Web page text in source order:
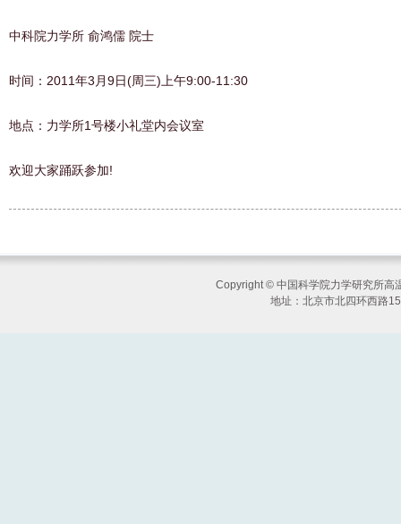
中科院力学所 俞鸿儒 院士
时间：2011年3月9日(周三)上午9:00-11:30
地点：力学所1号楼小礼堂内会议室
欢迎大家踊跃参加!
Copyright © 中国科学院力学研究所
地址：北京市北四环西